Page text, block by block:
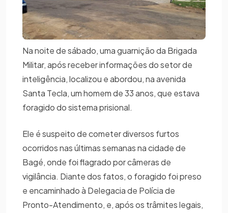
Na noite de sábado, uma guarnição da Brigada
Militar, após receber informações do setor de
inteligência, localizou e abordou, na avenida
Santa Tecla, um homem de 33 anos, que estava
foragido do sistema prisional.
Ele é suspeito de cometer diversos furtos
ocorridos nas últimas semanas na cidade de
Bagé, onde foi flagrado por câmeras de
vigilância. Diante dos fatos, o foragido foi preso
e encaminhado à Delegacia de Polícia de
Pronto-Atendimento, e, após os trâmites legais,